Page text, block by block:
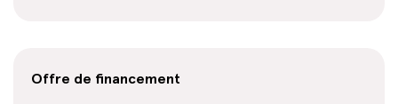
Offre de financement